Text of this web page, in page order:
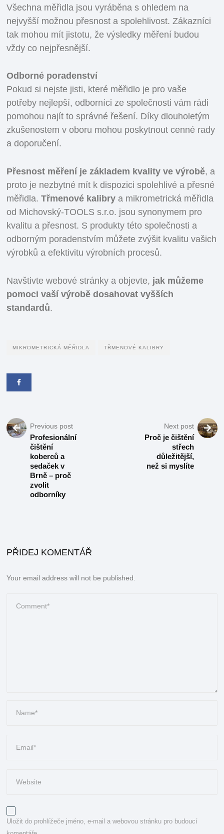
Všechna měřidla jsou vyráběna s ohledem na
nejvyšší možnou přesnost a spolehlivost. Zákazníci
tak mohou mít jistotu, že výsledky měření budou
vždy co nejpřesnější.
Odborné poradenství
Pokud si nejste jisti, které měřidlo je pro vaše
potřeby nejlepší, odborníci ze společnosti vám rádi
pomohou najít to správné řešení. Díky dlouholetým
zkušenostem v oboru mohou poskytnout cenné rady
a doporučení.
Přesnost měření je základem kvality ve výrobě, a
proto je nezbytné mít k dispozici spolehlivé a přesné
měřidla.Třmenové kalibry a mikrometrická měřidla
od Michovský-TOOLS s.r.o. jsou synonymem pro
kvalitu a přesnost. S produkty této společnosti a
odborným poradenstvím můžete zvýšit kvalitu vašich
výrobků a efektivitu výrobních procesů.
Navštivte webové stránky a objevte, jak můžeme
pomoci vaší výrobě dosahovat vyšších
standardů.
MIKROMETRICKÁ MĚŘIDLA TŘMENOVÉ KALIBRY
Previous post
Profesionální
čištění
koberců a
sedaček v
Brně – proč
zvolit
odborníky
Next post
Proč je čištění
střech
důležitější,
než si myslíte
PŘIDEJ KOMENTÁŘ
Your email address will not be published.
Uložit do prohlížeče jméno, e-mail a webovou stránku pro budoucí